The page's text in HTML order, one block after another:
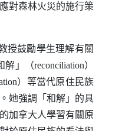
對森林火災的施行策
授鼓勵學生理解有關
解」（reconciliation）
）等當代原住民族
她強調「和解」的具
加拿大人學習有關原